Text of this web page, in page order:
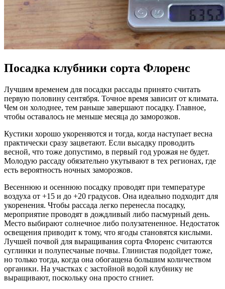
Посадка клубники сорта Флоренс
Лучшим временем для посадки рассады принято считать
первую половину сентября. Точное время зависит от климата.
Чем он холоднее, тем раньше завершают посадку. Главное,
чтобы оставалось не меньше месяца до заморозков.
Кустики хорошо укореняются и тогда, когда наступает весна
практически сразу зацветают. Если высадку проводить
весной, что тоже допустимо, в первый год урожая не будет.
Молодую рассаду обязательно укутывают в тех регионах, где
есть вероятность ночных заморозков.
Весеннюю и осеннюю посадку проводят при температуре
воздуха от +15 и до +20 градусов. Она идеально подходит для
укоренения. Чтобы рассада легко перенесла посадку,
мероприятие проводят в дождливый либо пасмурный день.
Место выбирают солнечное либо полузатененное. Недостаток
освещения приводит к тому, что ягоды становятся кислыми.
Лучшей почвой для выращивания сорта Флоренс считаются
суглинки и полупесчаные почвы. Глинистая подойдет тоже,
но только тогда, когда она обогащена большим количеством
органики. На участках с застойной водой клубнику не
выращивают, поскольку она просто сгниет.